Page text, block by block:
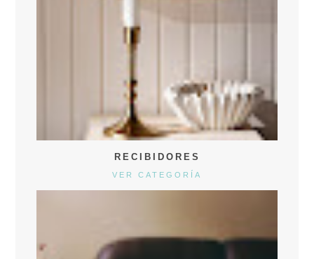
RECIBIDORES
VER CATEGORÍA